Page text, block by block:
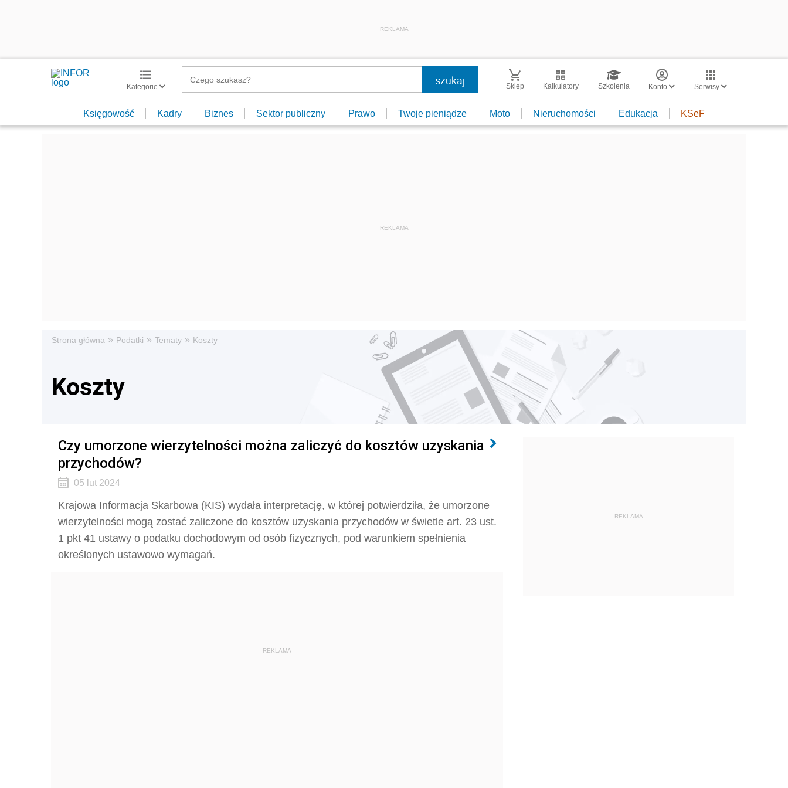
REKLAMA
Kategorie Sklep Kalkulatory Szkolenia Konto Serwisy
Księgowość Kadry Biznes Sektor publiczny Prawo Twoje pieniądze Moto Nieruchomości Edukacja KSeF
Strona główna » Podatki » Tematy » Koszty
Koszty
Czy umorzone wierzytelności można zaliczyć do kosztów uzyskania
przychodów?
05 lut 2024
Krajowa Informacja Skarbowa (KIS) wydała interpretację, w której potwierdziła, że umorzone
wierzytelności mogą zostać zaliczone do kosztów uzyskania przychodów w świetle art. 23 ust.
1 pkt 41 ustawy o podatku dochodowym od osób fizycznych, pod warunkiem spełnienia
określonych ustawowo wymagań.
REKLAMA
REKLAMA